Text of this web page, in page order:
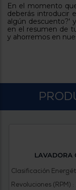
más
cercana
en
también
En el momento
deberás introducir
algún descuento?'
en el resumen de
y ahorremos en
LAVADORA
Clasificación
Revoluciones (RPM)